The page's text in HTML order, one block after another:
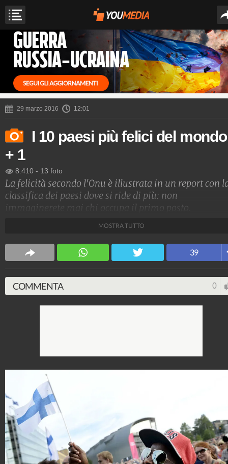
29 marzo 2016 12:01
I 10 paesi più felici del mondo
+ 1
8.410 - 13 foto
La felicità secondo l'Onu è illustrata in un report con
classifica dei paesi dove si ride di più: non
immaginerete mai chi occupa il primo posto.
MOSTRA TUTTO
39
COMMENTA 0